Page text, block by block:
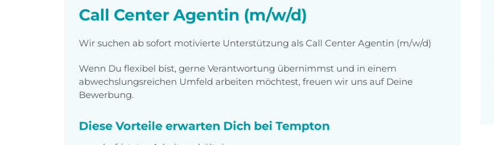
Call Center Agentin (m/w/d)
Wir suchen ab sofort motivierte Unterstützung als Call Center Agentin (m/w/d)
Wenn Du flexibel bist, gerne Verantwortung übernimmst und in einem
abwechslungsreichen Umfeld arbeiten möchtest, freuen wir uns auf Deine
Bewerbung.
Diese Vorteile erwarten Dich bei Tempton